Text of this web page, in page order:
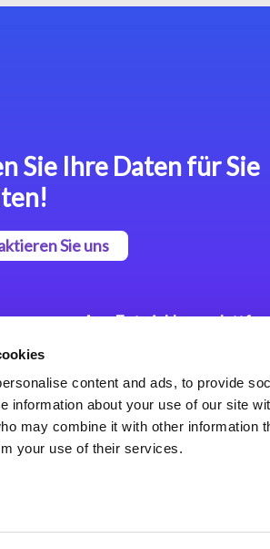
content and ads, to provide
information about your use of our site
may combine it with other information
your use of their services.
Sie Ihre Daten für Sie
Sie uns
App
Plattform
Magic xpa Web
Framework